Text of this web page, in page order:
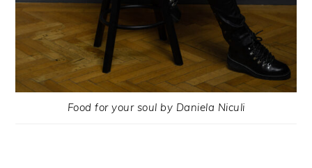
Food for your soul by Daniela Niculi